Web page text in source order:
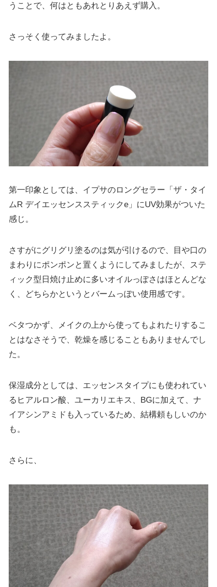
うことで、何はともあれとりあえず購入。
さっそく使ってみましたよ。
第一印象としては、イプサのロングセラー「ザ・タイ
ムR デイエッセンススティックe」にUV効果がついた
感じ。
さすがにグリグリ塗るのは気が引けるので、目や口の
まわりにポンポンと置くようにしてみましたが、ステ
ィック型日焼け止めに多いオイルっぽさはほとんどな
く、どちらかというとバームっぽい使用感です。
ベタつかず、メイクの上から使ってもよれたりするこ
とはなさそうで、乾燥を感じることもありませんでし
た。
保湿成分としては、エッセンスタイプにも使われてい
るヒアルロン酸、ユーカリエキス、BGに加えて、ナ
イアシンアミドも入っているため、結構頼もしいのか
も。
さらに、